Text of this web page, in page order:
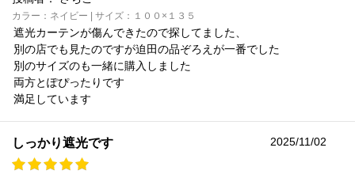
カラー：ネイビー | サイズ：１００×１３５
遮光カーテンが傷んできたので探してました、
別の店でも見たのですが迫田の品ぞろえが一番でした
別のサイズのも一緒に購入しました
両方とぽぴったりです
満足しています
しっかり遮光です 2025/11/02